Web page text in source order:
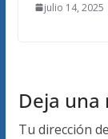
julio 14, 2025
Deja una
Tu dirección